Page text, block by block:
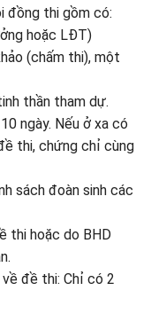
đồng thi gồm có:
hoặc LĐT)
(chấm thi), một
thần tham dự.
ngày. Nếu ở xa có
thi, chứng chỉ cùng
sách đoàn sinh các
thi hoặc do BHD
đề thi: Chỉ có 2